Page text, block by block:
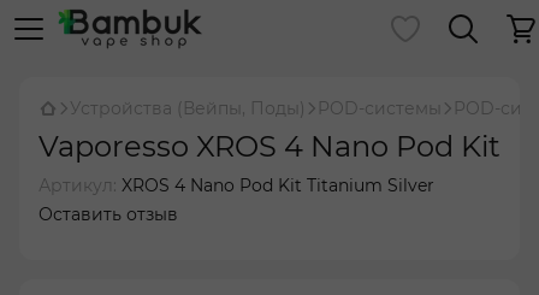
Устройства (Вейпы, Поды) POD-системы POD-
Vaporesso XROS 4 Nano Pod Kit
Артикул: XROS 4 Nano Pod Kit Titanium Silver
Оставить отзыв